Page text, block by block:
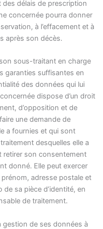
délais de prescription
concernée pourra donner
à l’effacement et à
après son décès.
sous-traitant en charge
garanties suffisantes en
des données qui lui
dispose d’un droit
d’opposition et de
une demande de
a fournies et qui sont
desquelles elle a
retirer son consentement
donné. Elle peut exercer
adresse postale et
sa pièce d’identité, en
de traitement.
gestion de ses données à